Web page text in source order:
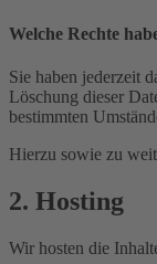
Welche Rechte
Sie haben jederzeit
Löschung dieser
bestimmten
Hierzu sowie zu
2. Hosting
Wir hosten die